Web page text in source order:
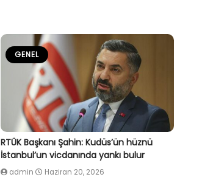
GENEL
RTÜK Başkanı Şahin: Kudüs’ün hüznü
İstanbul’un vicdanında yankı bulur
admin Haziran 20, 2026